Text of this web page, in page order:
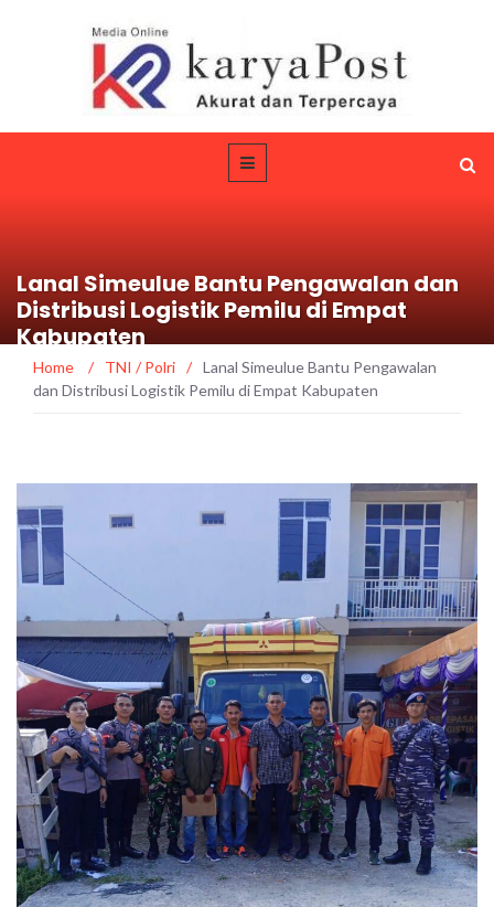
Lanal Simeulue Bantu Pengawalan dan
Distribusi Logistik Pemilu di Empat
Kabupaten
Home / TNI / Polri / Lanal Simeulue Bantu Pengawalan
dan Distribusi Logistik Pemilu di Empat Kabupaten